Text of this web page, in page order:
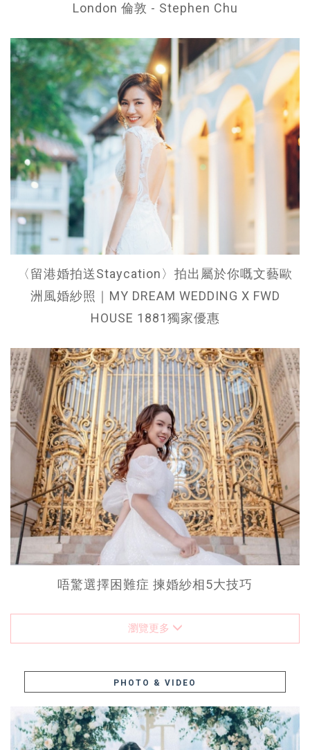
London 倫敦 - Stephen Chu
〈留港婚拍送Staycation〉拍出屬於你嘅文藝歐
洲風婚紗照｜MY DREAM WEDDING X FWD
HOUSE 1881獨家優惠
唔驚選擇困難症 揀婚紗相5大技巧
瀏覽更多
PHOTO & VIDEO